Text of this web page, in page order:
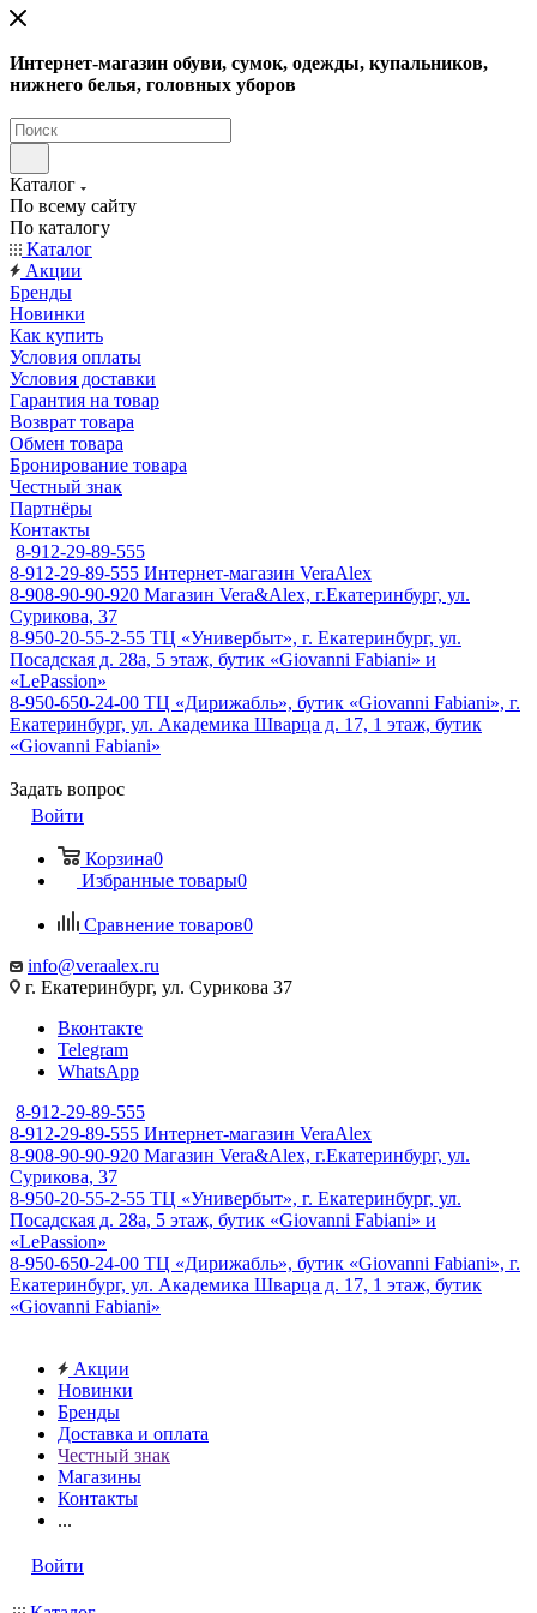
Интернет-магазин обуви, сумок, одежды, купальников,
нижнего белья, головных уборов
Каталог
По всему сайту
По каталогу
Каталог
Акции
Бренды
Новинки
Как купить
Условия оплаты
Условия доставки
Гарантия на товар
Возврат товара
Обмен товара
Бронирование товара
Честный знак
Партнёры
Контакты
8-912-29-89-555
8-912-29-89-555 Интернет-магазин VeraAlex
8-908-90-90-920 Магазин Vera&Alex, г.Екатеринбург, ул.
Сурикова, 37
8-950-20-55-2-55 ТЦ «Универбыт», г. Екатеринбург, ул.
Посадская д. 28а, 5 этаж, бутик «Giovanni Fabiani» и
«LePassion»
8-950-650-24-00 ТЦ «Дирижабль», бутик «Giovanni Fabiani», г.
Екатеринбург, ул. Академика Шварца д. 17, 1 этаж, бутик
«Giovanni Fabiani»
Задать вопрос
Войти
Корзина0
Избранные товары0
Сравнение товаров0
info@veraalex.ru
г. Екатеринбург, ул. Сурикова 37
Вконтакте
Telegram
WhatsApp
8-912-29-89-555
8-912-29-89-555 Интернет-магазин VeraAlex
8-908-90-90-920 Магазин Vera&Alex, г.Екатеринбург, ул.
Сурикова, 37
8-950-20-55-2-55 ТЦ «Универбыт», г. Екатеринбург, ул.
Посадская д. 28а, 5 этаж, бутик «Giovanni Fabiani» и
«LePassion»
8-950-650-24-00 ТЦ «Дирижабль», бутик «Giovanni Fabiani», г.
Екатеринбург, ул. Академика Шварца д. 17, 1 этаж, бутик
«Giovanni Fabiani»
Акции
Новинки
Бренды
Доставка и оплата
Честный знак
Магазины
Контакты
...
Войти